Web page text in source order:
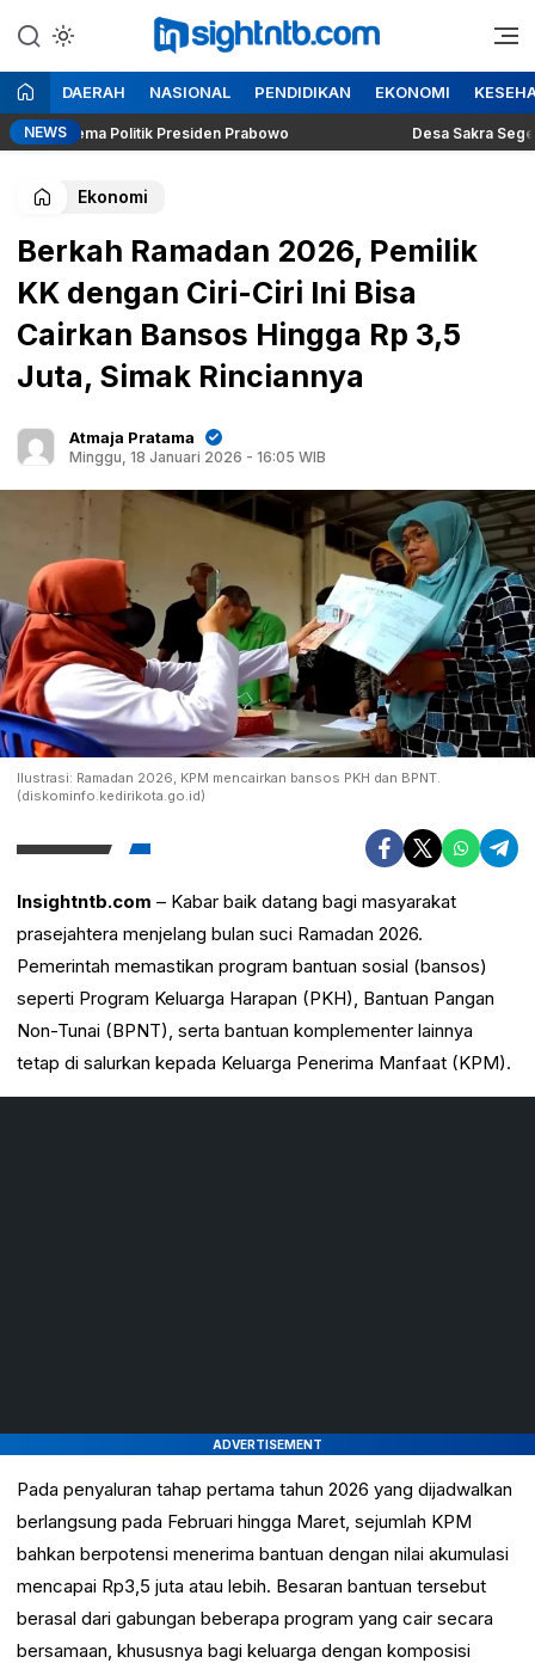
ke
konten
Insight NTB
Berita Seputar NTB
DAERAH NASIONAL PENDIDIKAN EKONOMI
NEWSPolitik Presiden Prabowo Desa Sakra Segera
Ekonomi
Berkah Ramadan 2026, Pemilik
KK dengan Ciri-Ciri Ini Bisa
Cairkan Bansos Hingga Rp 3,5
Juta, Simak Rinciannya
Atmaja Pratama
Minggu, 18 Januari 2026 - 16:05 WIB
Ilustrasi: Ramadan 2026, KPM mencairkan bansos PKH dan BPNT.
(diskominfo.kedirikota.go.id)
Insightntb.com – Kabar baik datang bagi masyarakat
prasejahtera menjelang bulan suci Ramadan 2026.
Pemerintah memastikan program bantuan sosial (bansos)
seperti Program Keluarga Harapan (PKH), Bantuan Pangan
Non-Tunai (BPNT), serta bantuan komplementer lainnya
tetap di salurkan kepada Keluarga Penerima Manfaat (KPM).
ADVERTISEMENT
Pada penyaluran tahap pertama tahun 2026 yang dijadwalkan
berlangsung pada Februari hingga Maret, sejumlah KPM
bahkan berpotensi menerima bantuan dengan nilai akumulasi
mencapai Rp3,5 juta atau lebih. Besaran bantuan tersebut
berasal dari gabungan beberapa program yang cair secara
bersamaan, khususnya bagi keluarga dengan komposisi